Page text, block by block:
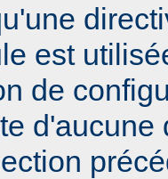
est
de
d'aucune